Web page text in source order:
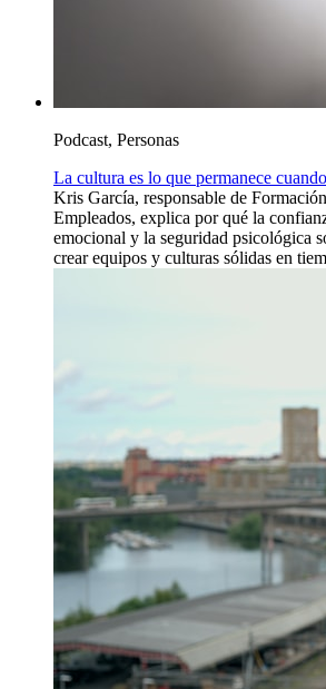
Podcast, Personas
La cultura es lo que permanece
Kris García, responsable de
Empleados, explica por qué la
emocional y la seguridad psicológica
crear equipos y culturas sólidas en